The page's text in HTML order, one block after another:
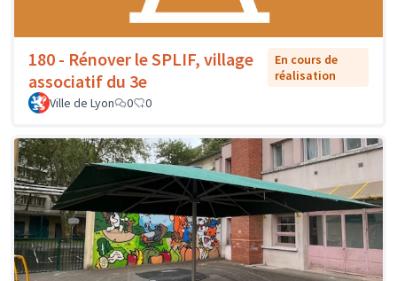
180 - Rénover le SPLIF, village
associatif du 3e
En cours de
réalisation
Ville de Lyon
0 0